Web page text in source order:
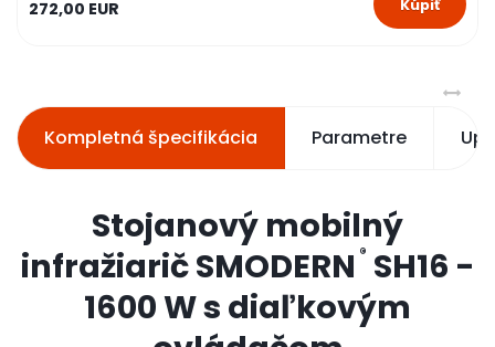
272,00 EUR
Kompletná špecifikácia Parametre
Stojanový mobilný
infražiarič SMODERN ® SH16 -
1600 W s diaľkovým